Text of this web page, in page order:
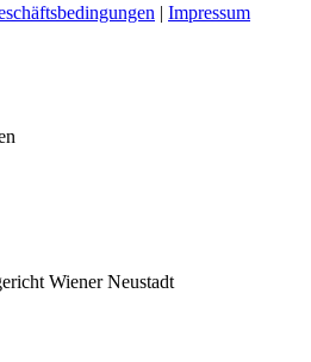
| Impressum
Wiener Neustadt